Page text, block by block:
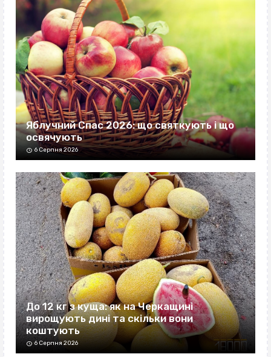
Яблучний Спас 2026: що святкують і що
освячують
6 Серпня 2026
До 12 кг з куща: як на Черкащині
вирощують дині та скільки вони
коштують
6 Серпня 2026